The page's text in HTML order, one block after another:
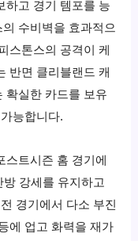
하고 경기 템포를 능
수비벽을 효과적으
스톤스의 공격이 케
반면 클리블랜드 캐
확실한 카드를 보유
능합니다.
트시즌 홈 경기에
강세를 유지하고
경기에서 다소 부진
에 업고 화력을 재가